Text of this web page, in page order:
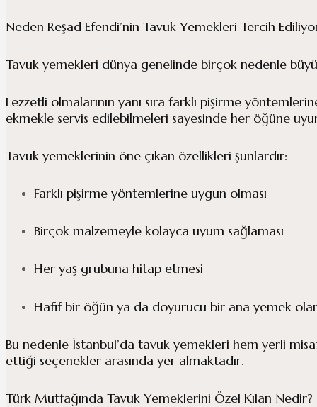
Neden Reşad Efendi’nin Tavuk Yemekleri Tercih
Tavuk yemekleri dünya genelinde birçok nedenle
Lezzetli olmalarının yanı sıra farklı pişirme
ekmekle servis edilebilmeleri sayesinde her öğüne
Tavuk yemeklerinin öne çıkan özellikleri şunlardır:
Farklı pişirme yöntemlerine uygun olması
Birçok malzemeyle kolayca uyum sağlaması
Her yaş grubuna hitap etmesi
Hafif bir öğün ya da doyurucu bir ana yemek
Bu nedenle İstanbul’da tavuk yemekleri hem yerli
ettiği seçenekler arasında yer almaktadır.
Türk Mutfağında Tavuk Yemeklerini Özel Kılan Nedir?